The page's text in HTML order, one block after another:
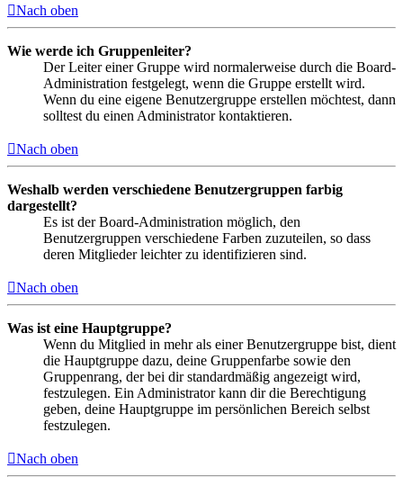
Nach oben
Wie werde ich Gruppenleiter?
Der Leiter einer Gruppe wird normalerweise durch die Board-
Administration festgelegt, wenn die Gruppe erstellt wird.
Wenn du eine eigene Benutzergruppe erstellen möchtest, dann
solltest du einen Administrator kontaktieren.
Nach oben
Weshalb werden verschiedene Benutzergruppen farbig
dargestellt?
Es ist der Board-Administration möglich, den
Benutzergruppen verschiedene Farben zuzuteilen, so dass
deren Mitglieder leichter zu identifizieren sind.
Nach oben
Was ist eine Hauptgruppe?
Wenn du Mitglied in mehr als einer Benutzergruppe bist, dient
die Hauptgruppe dazu, deine Gruppenfarbe sowie den
Gruppenrang, der bei dir standardmäßig angezeigt wird,
festzulegen. Ein Administrator kann dir die Berechtigung
geben, deine Hauptgruppe im persönlichen Bereich selbst
festzulegen.
Nach oben